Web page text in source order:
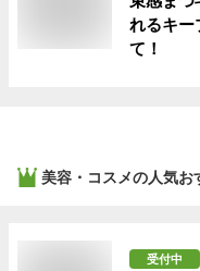
れるキー
て！
美容・コスメの人気お
受付中